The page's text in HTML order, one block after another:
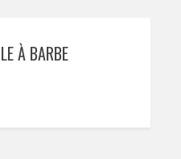
À BARBE